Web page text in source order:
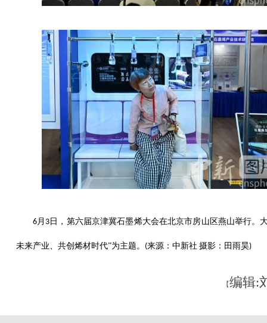
6 月 3日，第六届京津冀石墨烯大会在北京市房山区燕山举行。
未来产业、共创烯材时代”为主题。 (来源： 中新社 摄影： 田雨昊)
【编辑: